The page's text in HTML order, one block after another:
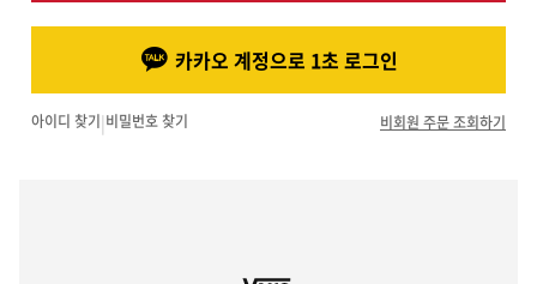
카카오 계정으로 1초 로그인
아이디 찾기|비밀번호 찾기 비회원 주문 조회하기